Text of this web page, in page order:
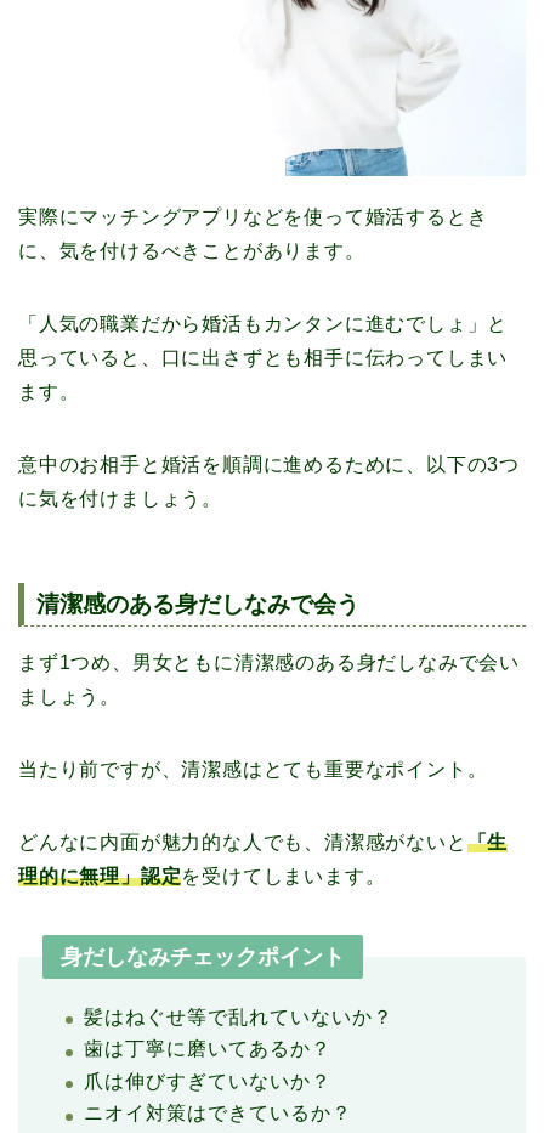
実際にマッチングアプリなどを使って婚活するとき
に、気を付けるべきことがあります。
「人気の職業だから婚活もカンタンに進むでしょ」と
思っていると、口に出さずとも相手に伝わってしまい
ます。
意中のお相手と婚活を順調に進めるために、以下の3つ
に気を付けましょう。
清潔感のある身だしなみで会う
まず1つめ、男女ともに清潔感のある身だしなみで会い
ましょう。
当たり前ですが、清潔感はとても重要なポイント。
どんなに内面が魅力的な人でも、清潔感がないと 「生
理的に無理」認定を受けてしまいます。
身だしなみチェックポイント
髪はねぐせ等で乱れていないか？
歯は丁寧に磨いてあるか？
爪は伸びすぎていないか？
ニオイ対策はできているか？